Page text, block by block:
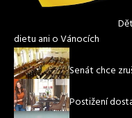
dietu ani o Vánocích
Senát chce
Postižení